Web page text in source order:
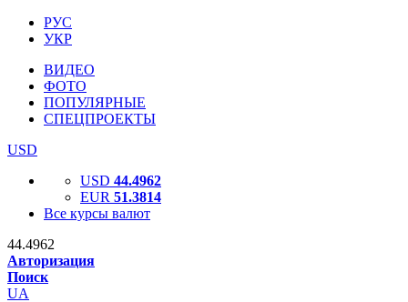
РУС
УКР
ВИДЕО
ФОТО
ПОПУЛЯРНЫЕ
СПЕЦПРОЕКТЫ
USD
USD 44.4962
EUR 51.3814
Все курсы валют
44.4962
Авторизация
Поиск
UA